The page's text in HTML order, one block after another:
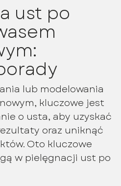
ust po
lub modelowania
kluczowe jest
o usta, aby uzyskać
oraz uniknąć
Oto kluczowe
w pielęgnacji ust po